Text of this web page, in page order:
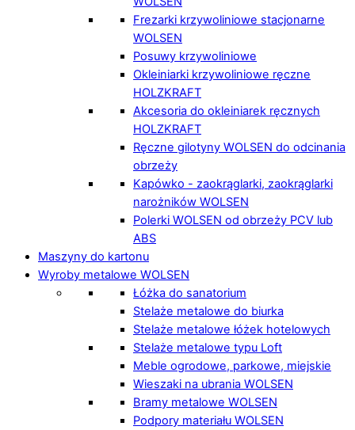
Frezarki krzywoliniowe stacjonarne
WOLSEN
Posuwy krzywoliniowe
Okleiniarki krzywoliniowe ręczne
HOLZKRAFT
Akcesoria do okleiniarek ręcznych
HOLZKRAFT
Ręczne gilotyny WOLSEN do odcinania
obrzeży
Kapówko - zaokrąglarki, zaokrąglarki
narożników WOLSEN
Polerki WOLSEN od obrzeży PCV lub
ABS
Maszyny do kartonu
Wyroby metalowe WOLSEN
Łóżka do sanatorium
Stelaże metalowe do biurka
Stelaże metalowe łóżek hotelowych
Stelaże metalowe typu Loft
Meble ogrodowe, parkowe, miejskie
Wieszaki na ubrania WOLSEN
Bramy metalowe WOLSEN
Podpory materiału WOLSEN